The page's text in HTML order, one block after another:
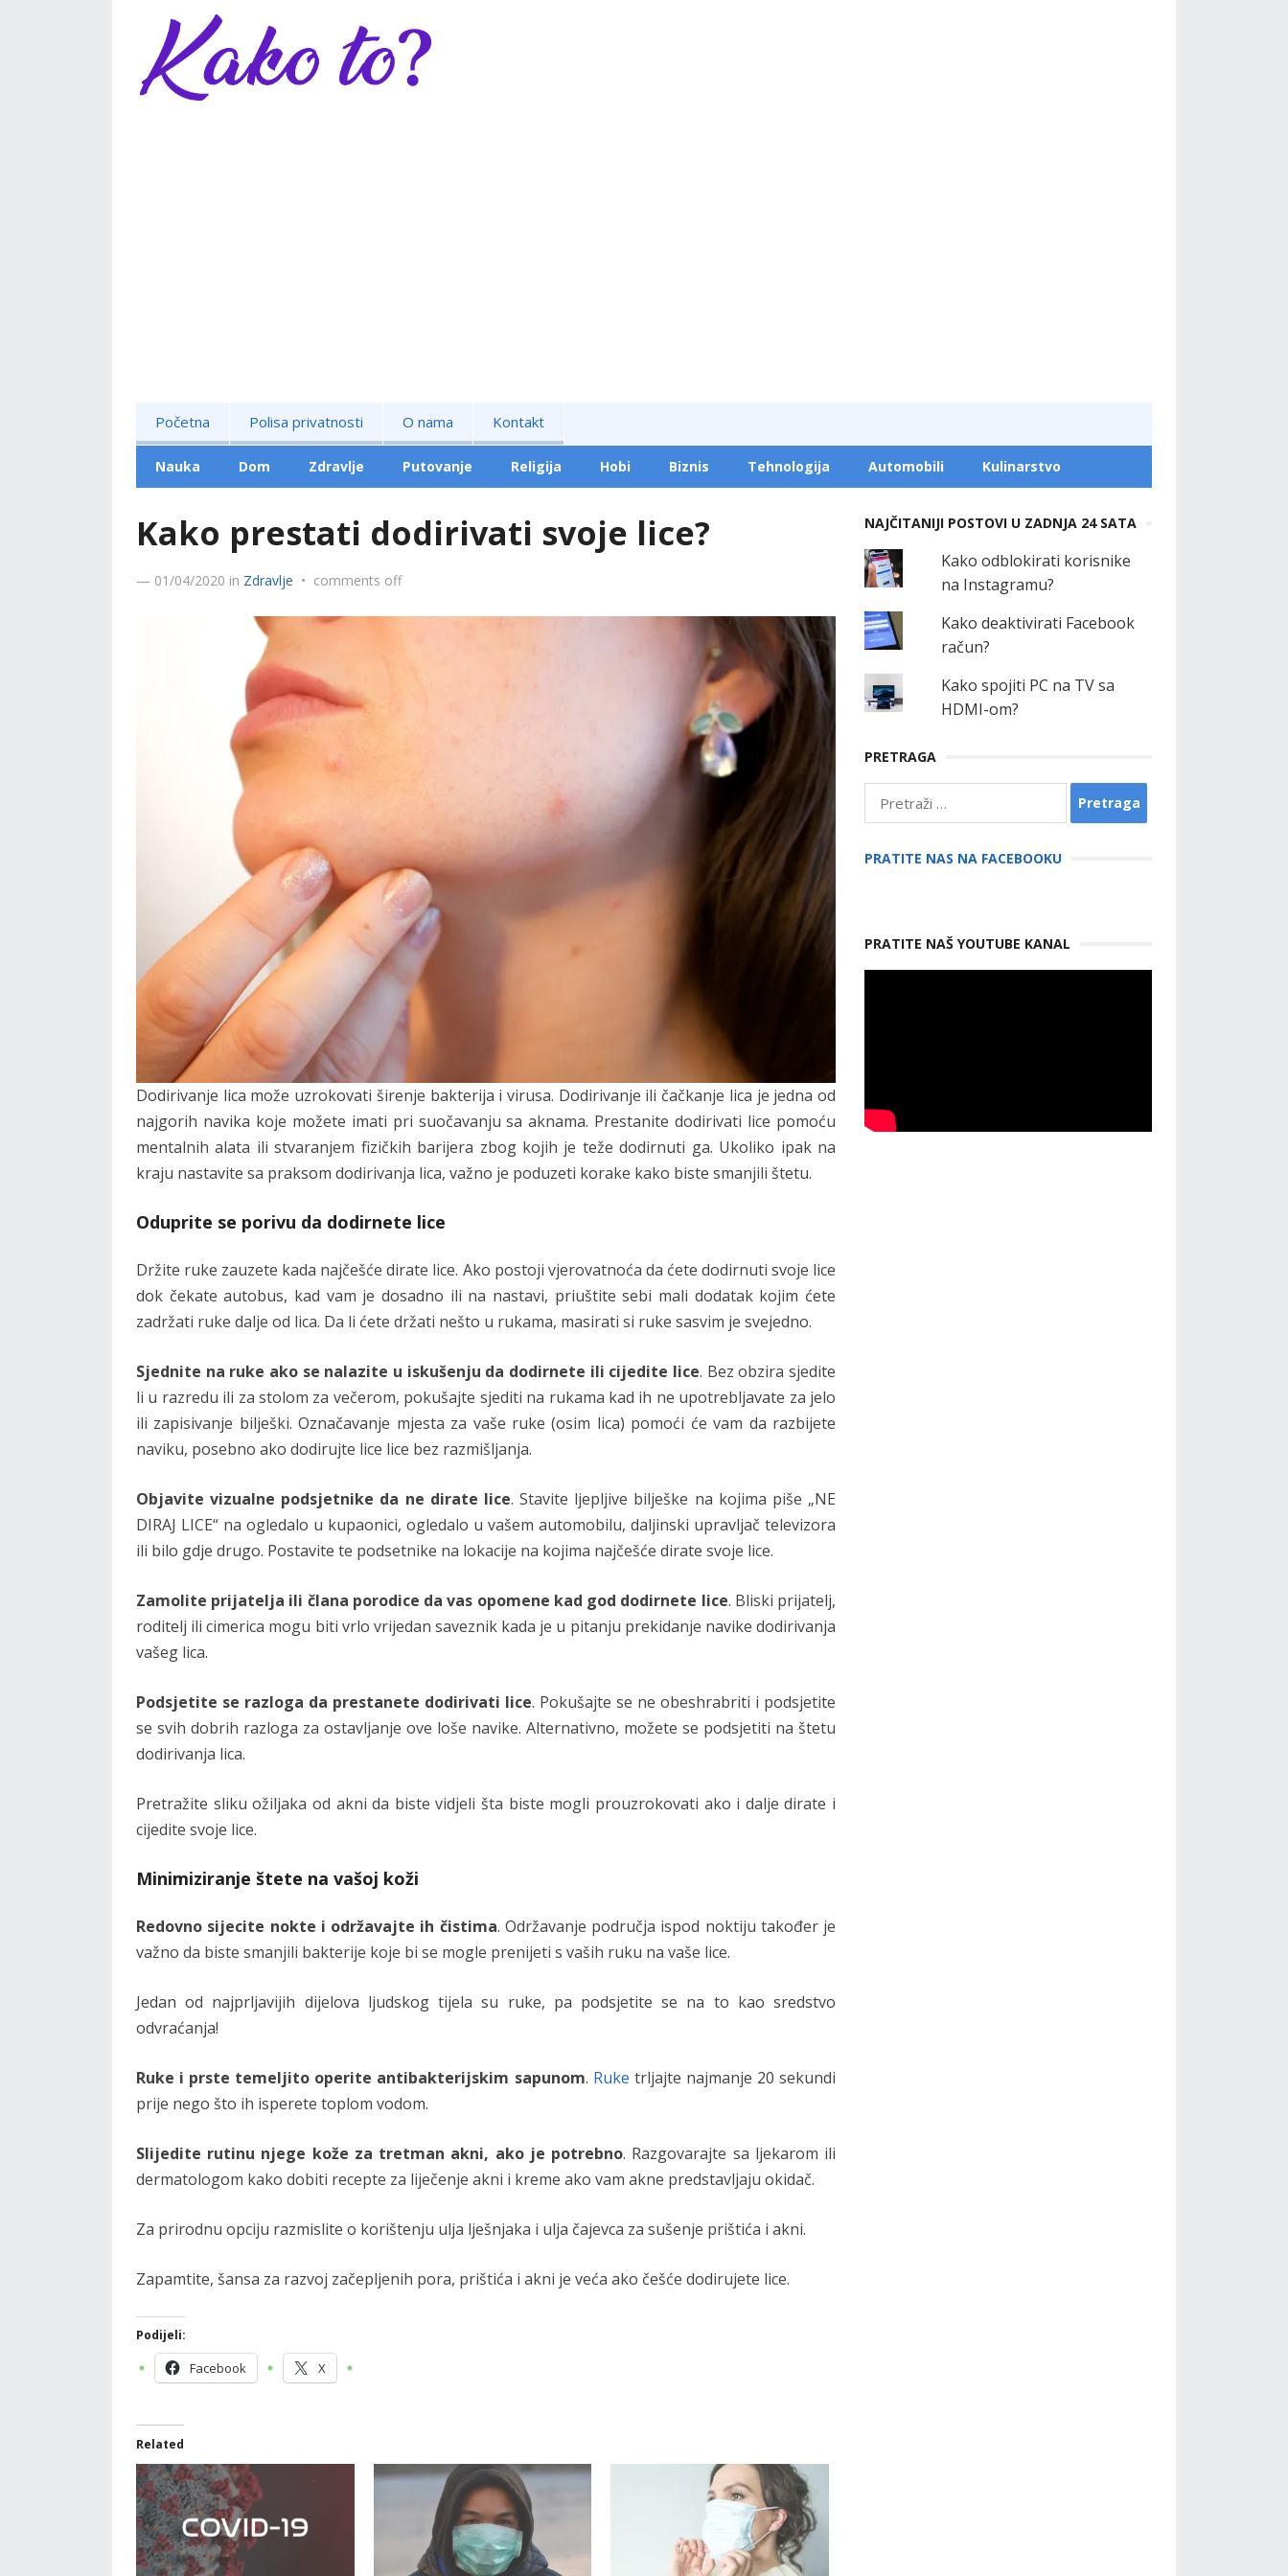
Početna Polisa privatnosti O nama Kontakt
Nauka Dom Zdravlje Putovanje Religija Hobi Biznis Tehnologija Automobili Kulinarstvo
Kako prestati dodirivati svoje lice?
— 01/04/2020 in Zdravlje • comments off
Dodirivanje lica može uzrokovati širenje bakterija i virusa. Dodirivanje ili čačkanje lica je jedna od
najgorih navika koje možete imati pri suočavanju sa aknama. Prestanite dodirivati lice pomoću
mentalnih alata ili stvaranjem fizičkih barijera zbog kojih je teže dodirnuti ga. Ukoliko ipak na
kraju nastavite sa praksom dodirivanja lica, važno je poduzeti korake kako biste smanjili štetu.
Oduprite se porivu da dodirnete lice
Držite ruke zauzete kada najčešće dirate lice. Ako postoji vjerovatnoća da ćete dodirnuti svoje lice
dok čekate autobus, kad vam je dosadno ili na nastavi, priuštite sebi mali dodatak kojim ćete
zadržati ruke dalje od lica. Da li ćete držati nešto u rukama, masirati si ruke sasvim je svejedno.
Sjednite na ruke ako se nalazite u iskušenju da dodirnete ili cijedite lice. Bez obzira sjedite
li u razredu ili za stolom za večerom, pokušajte sjediti na rukama kad ih ne upotrebljavate za jelo
ili zapisivanje bilješki. Označavanje mjesta za vaše ruke (osim lica) pomoći će vam da razbijete
naviku, posebno ako dodirujte lice lice bez razmišljanja.
Objavite vizualne podsjetnike da ne dirate lice. Stavite ljepljive bilješke na kojima piše „NE
DIRAJ LICE“ na ogledalo u kupaonici, ogledalo u vašem automobilu, daljinski upravljač televizora
ili bilo gdje drugo. Postavite te podsetnike na lokacije na kojima najčešće dirate svoje lice.
Zamolite prijatelja ili člana porodice da vas opomene kad god dodirnete lice. Bliski prijatelj,
roditelj ili cimerica mogu biti vrlo vrijedan saveznik kada je u pitanju prekidanje navike dodirivanja
vašeg lica.
Podsjetite se razloga da prestanete dodirivati lice. Pokušajte se ne obeshrabriti i podsjetite
se svih dobrih razloga za ostavljanje ove loše navike. Alternativno, možete se podsjetiti na štetu
dodirivanja lica.
Pretražite sliku ožiljaka od akni da biste vidjeli šta biste mogli prouzrokovati ako i dalje dirate i
cijedite svoje lice.
Minimiziranje štete na vašoj koži
Redovno sijecite nokte i održavajte ih čistima. Održavanje područja ispod noktiju također je
važno da biste smanjili bakterije koje bi se mogle prenijeti s vaših ruku na vaše lice.
Jedan od najprljavijih dijelova ljudskog tijela su ruke, pa podsjetite se na to kao sredstvo
odvraćanja!
Ruke i prste temeljito operite antibakterijskim sapunom. Ruke trljajte najmanje 20 sekundi
prije nego što ih isperete toplom vodom.
Slijedite rutinu njege kože za tretman akni, ako je potrebno. Razgovarajte sa ljekarom ili
dermatologom kako dobiti recepte za liječenje akni i kreme ako vam akne predstavljaju okidač.
Za prirodnu opciju razmislite o korištenju ulja lješnjaka i ulja čajevca za sušenje prištića i akni.
Zapamtite, šansa za razvoj začepljenih pora, prištića i akni je veća ako češće dodirujete lice.
Podijeli:
Facebook X
Related
NAJČITANIJI POSTOVI U ZADNJA 24 SATA
Kako odblokirati korisnike
na Instagramu?
Kako deaktivirati Facebook
račun?
Kako spojiti PC na TV sa
HDMI-om?
PRETRAGA
Pretraga:
PRATITE NAS NA FACEBOOKU
PRATITE NAŠ YOUTUBE KANAL